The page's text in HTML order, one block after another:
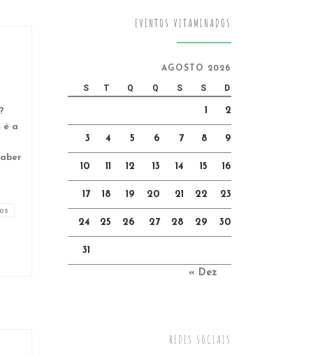
é a
EVENTOS VITAMINADOS
AGOSTO 2026
S T Q Q S S D
1 2
3 4 5 6 7 8 9
10 11 12 13 14 15 16
17 18 19 20 21 22 23
24 25 26 27 28 29 30
31
« Dez
REDES SOCIAIS